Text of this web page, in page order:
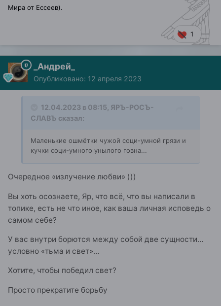
1
Мира от Ессеев).
_Андрей_
Опубликовано: 12 апреля 2023
12.04.2023 в 08:15, ЯРЪ-РОСЪ-
СЛАВЪ сказал:
Маленькие ошмётки чужой соци-умной грязи и
кучки соци-умного унылого говна...
Очередное «излучение любви» )))
Вы хоть осознаете, Яр, что всё, что вы написали в
топике, есть не что иное, как ваша личная исповедь о
самом себе?
У вас внутри борются между собой две сущности…
условно «тьма и свет»…
Хотите, чтобы победил свет?
Просто прекратите борьбу